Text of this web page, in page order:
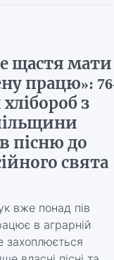
щастя мати
працю»:
з
пісню до
свята
вже понад пів
в аграрній
захоплюється